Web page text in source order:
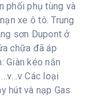
phối phụ tùng và
xe ô tô. Trung
sơn Dupont ở
chữa đã áp
Giàn kéo nắn
Các loại
hút và nạp Gas